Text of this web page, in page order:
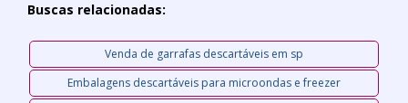
Buscas relacionadas:
Venda de garrafas descartáveis em sp
Embalagens descartáveis para microondas e freezer